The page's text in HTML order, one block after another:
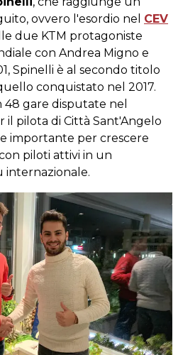
ovvero l'esordio nel CEV
due KTM protagoniste
con Andrea Migno e
Spinelli è al secondo titolo
conquistato nel 2017.
48 gare disputate nel
il pilota di Città Sant'Angelo
importante per crescere
piloti attivi in un
internazionale.